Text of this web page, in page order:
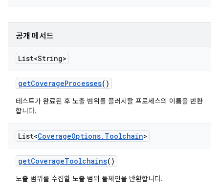
공개 메서드
List<String>
getCoverageProcesses()
테스트가 완료된 후 노출 범위를 플러시할 프로세스의 이름을 반환
합니다.
List<CoverageOptions. Toolchain>
getCoverageToolchains()
노출 범위를 수집할 노출 범위 툴체인을 반환합니다.